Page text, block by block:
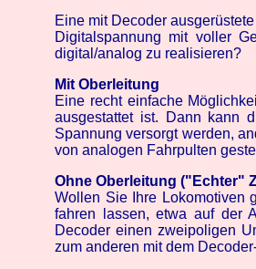
Eine mit Decoder
Digitalspannung mit voller
digital/analog zu realisieren?
Mit Oberleitung
Eine recht einfache
ausgestattet ist. Dann kann
Spannung versorgt werden,
von analogen Fahrpulten
Ohne Oberleitung ("Echter"
Wollen Sie Ihre Lokomotiven
fahren lassen, etwa auf der
Decoder einen zweipoligen
zum anderen mit dem